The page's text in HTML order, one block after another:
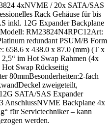
4xNVME / 20x SATA/SAS
Rack Gehäuse für bis
inkl. 12G Expander Backplane
RM23824N4RPC12Art:
redundant PSUM/B Form
658.6 x 438.0 x 87.0 (mm) (T x
im Hot Swap Rahmen (4x
Swap Rückseitig
80mmBesonderheiten:2-fach
zweigeteilt,
SATA/SAS Expander
AnschlussNVME Backplane 4x
für Servictechniker – kann
werden.